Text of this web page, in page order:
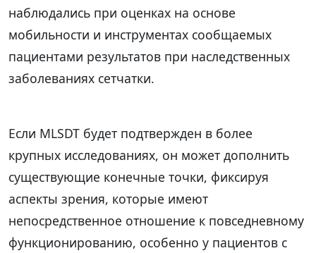
наблюдались при оценках на основе
мобильности и инструментах сообщаемых
пациентами результатов при наследственных
заболеваниях сетчатки.
Если MLSDT будет подтвержден в более
крупных исследованиях, он может дополнить
существующие конечные точки, фиксируя
аспекты зрения, которые имеют
непосредственное отношение к повседневному
функционированию, особенно у пациентов с